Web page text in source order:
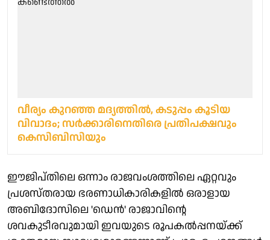
വീര്യം കുറഞ്ഞ മദ്യത്തില്‍, കടുപ്പം കൂടിയ
വിവാദം; സര്‍ക്കാരിനെതിരെ പ്രതിപക്ഷവും
കെസിബിസിയും
ഈജിപ്തിലെ ഒന്നാം രാജവംശത്തിലെ ഏറ്റവും
പ്രശസ്തരായ ഭരണാധികാരികളിൽ ഒരാളായ
അബിദോസിലെ 'ഡെൻ' രാജാവിന്റെ
ശവകുടീരവുമായി ഇവയുടെ രൂപകൽപ്പനയ്ക്ക്